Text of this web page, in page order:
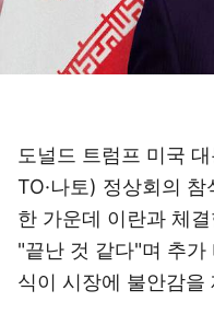
도널드 트럼프 미국
TO·나토) 정상회의
한 가운데 이란과 체
"끝난 것 같다"며 추가
식이 시장에 불안감을